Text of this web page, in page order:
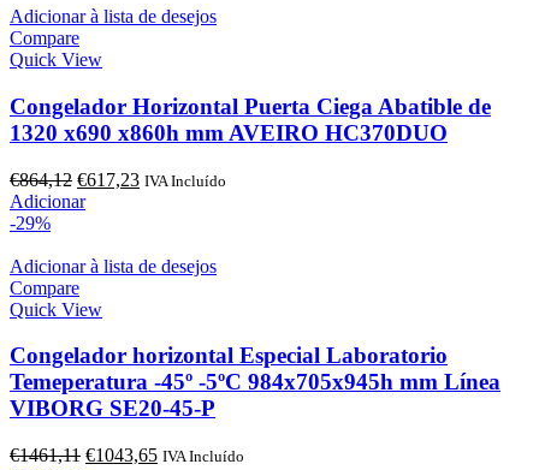
Adicionar à lista de desejos
Compare
Quick View
Congelador Horizontal Puerta Ciega Abatible de
1320 x690 x860h mm AVEIRO HC370DUO
€864,12 O
preço
€864,12.
€617,23O
€617,23.
IVA Incluído
Adicionar
-29%
Adicionar à lista de desejos
Compare
Quick View
Congelador horizontal Especial Laboratorio
Temeperatura -45º -5ºC 984x705x945h mm Línea
VIBORG SE20-45-P
€1461,11 O
€1043,65OIVA Incluído